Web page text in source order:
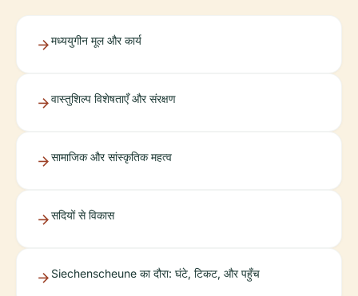
मध्ययुगीन मूल और कार्य
वास्तुशिल्प विशेषताएँ और संरक्षण
सामाजिक और सांस्कृतिक महत्व
सदियों से विकास
Siechenscheune का दौरा: घंटे, टिकट, और पहुँच